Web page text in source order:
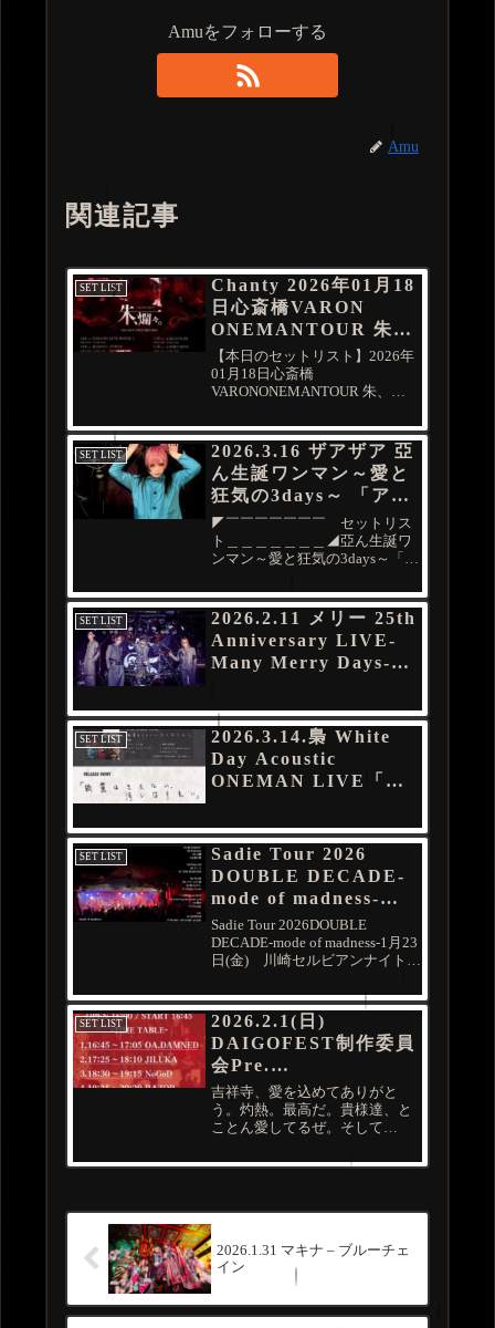
Amuをフォローする
Amu
関連記事
SET LIST
Chanty 2026年01月18
日心斎橋VARON
ONEMANTOUR 朱、
爛々。
【本日のセットリスト】2026年
01月18日心斎橋
VARONONEMANTOUR 朱、
日(月) 名古屋 CLUB
UPSETONEMANTOUR 朱、
爛々。▪️冬ワンマンツアー開催
中！▪️...
SET LIST
2026.3.16 ザアザア 亞
ん生誕ワンマン～愛と
狂気の3days～ 「アノ
ンド SPRING LIVE
2026」 渋谷La.mama
◤￣￣￣￣￣￣￣ セットリス
ト＿＿＿＿＿＿＿◢亞ん生誕ワ
ンマン～愛と狂気の3days～「ア
2026年3月16日(月) 渋谷
La.mama⁰-次のイベント-『楽な
死に方』購入者対象⁰インストア
イベント...
SET LIST
2026.2.11 メリー 25th
Anniversary LIVE-
Many Merry Days-
ドラムセンター暴走機
関車伝説！Vol.2〜ネロ
キャッスル〜
2/11(水祝)HOLIDAY
SET LIST
2026.3.14.梟 White
Day Acoustic
ONEMAN LIVE「綺
きれい」新宿
PetitMOA
SET LIST
Sadie Tour 2026
DOUBLE DECADE-
mode of madness-
1月23日(金) 川崎セル
ビアンナイト
Sadie Tour 2026DOUBLE
DECADE-mode of madness-1月23
日(金) 川崎セルビアンナイトご
ー次回公演ーDOUBLE DECADE-
mode of decade-1月24日(...
SET LIST
2026.2.1(日)
DAIGOFEST制作委員
会Pre.
【狂動戦線】
吉祥寺CLUB SEATA
RAZOR・NoGoD・
吉祥寺、愛を込めてありがと
う。灼熱。最高だ。貴様達、と
ことん愛してるぜ。そして
またやりましょう。■セットリス
E...
2026.1.31 マキナ – ブルーチェ
イン